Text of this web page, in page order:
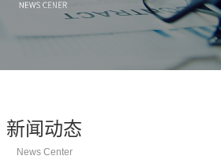
新闻动态
News Center